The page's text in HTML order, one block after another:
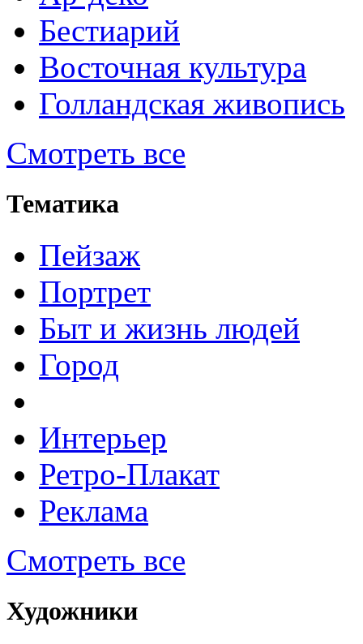
Бестиарий
Восточная культура
Голландская живопись
Смотреть все
Тематика
Пейзаж
Портрет
Быт и жизнь людей
Город
Интерьер
Ретро-Плакат
Реклама
Смотреть все
Художники